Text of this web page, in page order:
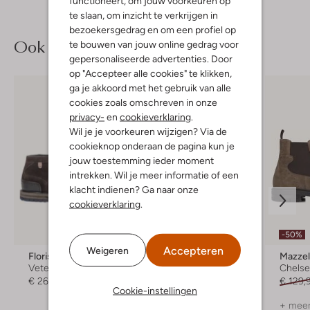
te slaan, om inzicht te verkrijgen in
bezoekersgedrag en om een profiel op
te bouwen van jouw online gedrag voor
gepersonaliseerde advertenties. Door
op "Accepteer alle cookies" te klikken,
ga je akkoord met het gebruik van alle
cookies zoals omschreven in onze
privacy- en cookieverklaring.
Wil je je voorkeuren wijzigen? Via de
cookieknop onderaan de pagina kun je
jouw toestemming ieder moment
intrekken. Wil je meer informatie of een
klacht indienen? Ga naar onze
cookieverklaring.
Weigeren Accepteren
Cookie-instellingen
Ook iets voor jou?
Floris Van Bommel
Veterboots
€ 269,99
-70%
Stefano Lauran
Veterboots
-50%
€
+